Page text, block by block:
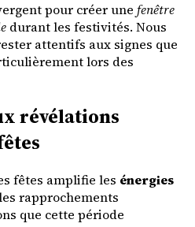
pour créer une fenêtre
durant les festivités. Nous
attentifs aux signes que
lors des
révélations
fêtes amplifie les énergies
rapprochements
que cette période